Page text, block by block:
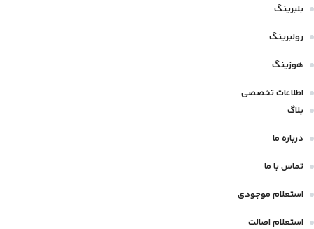
بلبرینگ
رولبرینگ
هوزینگ
اطلاعات تخصصی
بلاگ
درباره ما
تماس با ما
استعلام موجودی
استعلام اصالت